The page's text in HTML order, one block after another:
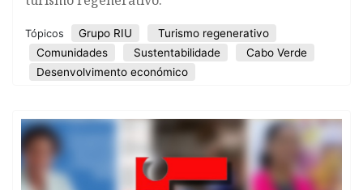
Tópicos Grupo RIU
Turismo regenerativo
Comunidades
Sustentabilidade
Cabo Verde
Desenvolvimento económico